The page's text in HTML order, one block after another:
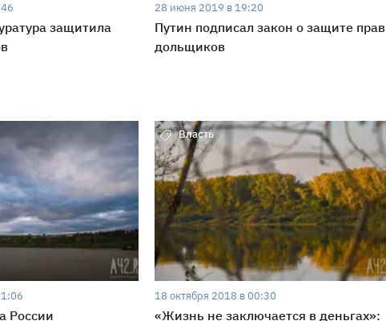
защитила
28 июня 2019 в 19:20
Путин подписал закон о защите прав
дольщиков
России
Власть
18 октября 2018 в 00:30
«Жизнь не заключается в деньгах»: